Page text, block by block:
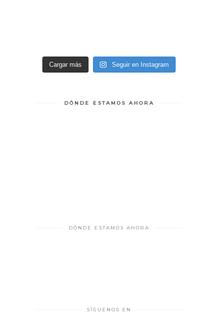
Cargar más Seguir en Instagram
DÓNDE ESTAMOS AHORA
DÓNDE ESTAMOS AHORA
SÍGUENOS EN